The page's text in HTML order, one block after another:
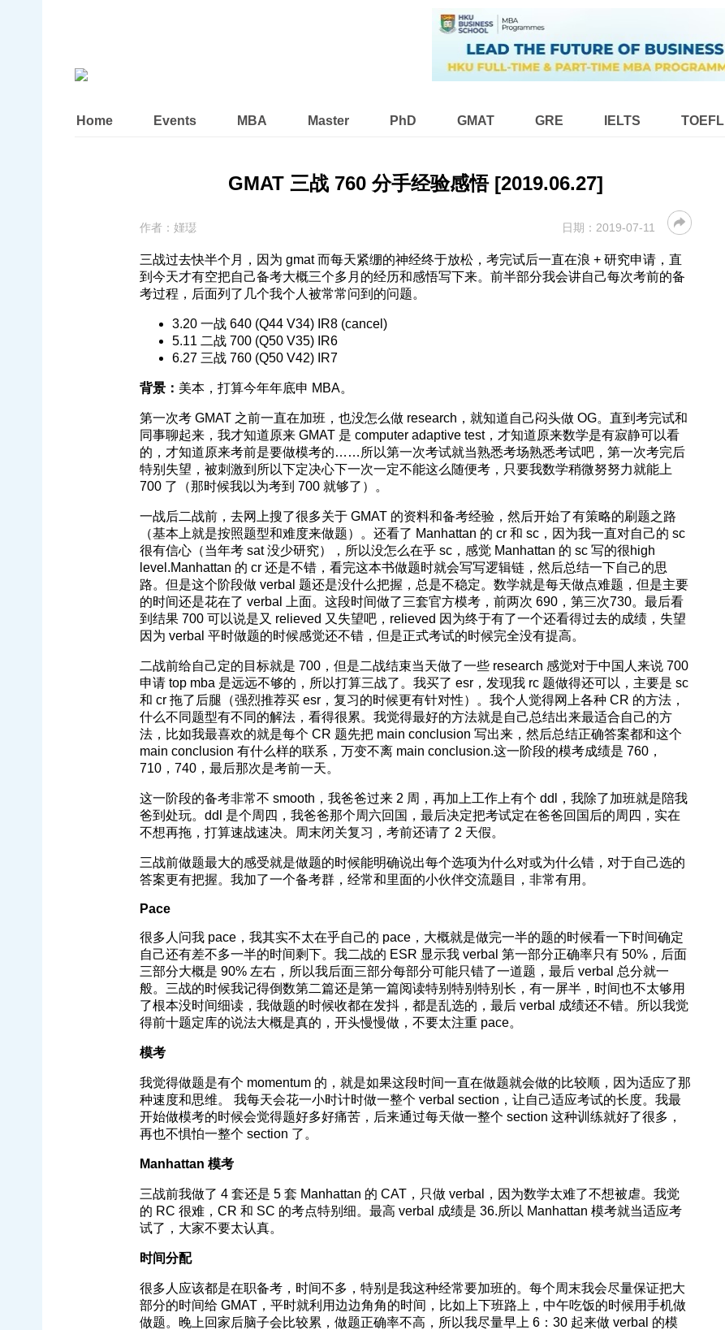
Home Events MBA Master PhD GMAT GRE IELTS TOEFL
GMAT 三战 760 分手经验感悟 [2019.06.27]
作者： 嫤璱 日期： 2019-07-11
三战过去快半个月，因为 gmat 而每天紧绷的神经终于放松，考完试后一直在浪 + 研究申请，直
到今天才有空把自己备考大概三个多月的经历和感悟写下来。前半部分我会讲自己每次考前的备
考过程，后面列了几个我个人被常常问到的问题。
3.20 一战 640 (Q44 V34) IR8 (cancel)
5.11 二战 700 (Q50 V35) IR6
6.27 三战 760 (Q50 V42) IR7
背景： 美本，打算今年年底申 MBA。
第一次考 GMAT 之前一直在加班，也没怎么做 research，就知道自己闷头做 OG。直到考完试和
同事聊起来，我才知道原来 GMAT 是 computer adaptive test，才知道原来数学是有寂静可以看
的，才知道原来考前是要做模考的……所以第一次考试就当熟悉考场熟悉考试吧，第一次考完后
特别失望，被刺激到所以下定决心下一次一定不能这么随便考，只要我数学稍微努努力就能上
700 了（那时候我以为考到 700 就够了）。
一战后二战前，去网上搜了很多关于 GMAT 的资料和备考经验，然后开始了有策略的刷题之路
（基本上就是按照题型和难度来做题）。还看了 Manhattan 的 cr 和 sc，因为我一直对自己的 sc
很有信心（当年考 sat 没少研究），所以没怎么在乎 sc，感觉 Manhattan 的 sc 写的很high
level.Manhattan 的 cr 还是不错，看完这本书做题时就会写写逻辑链，然后总结一下自己的思
路。但是这个阶段做 verbal 题还是没什么把握，总是不稳定。数学就是每天做点难题，但是主要
的时间还是花在了 verbal 上面。这段时间做了三套官方模考，前两次 690，第三次730。最后看
到结果 700 可以说是又 relieved 又失望吧，relieved 因为终于有了一个还看得过去的成绩，失望
因为 verbal 平时做题的时候感觉还不错，但是正式考试的时候完全没有提高。
二战前给自己定的目标就是 700，但是二战结束当天做了一些 research 感觉对于中国人来说 700
申请 top mba 是远远不够的，所以打算三战了。我买了 esr，发现我 rc 题做得还可以，主要是 sc
和 cr 拖了后腿（强烈推荐买 esr，复习的时候更有针对性）。我个人觉得网上各种 CR 的方法，
什么不同题型有不同的解法，看得很累。我觉得最好的方法就是自己总结出来最适合自己的方
法，比如我最喜欢的就是每个 CR 题先把 main conclusion 写出来，然后总结正确答案都和这个
main conclusion 有什么样的联系，万变不离 main conclusion.这一阶段的模考成绩是 760，
710，740，最后那次是考前一天。
这一阶段的备考非常不 smooth，我爸爸过来 2 周，再加上工作上有个 ddl，我除了加班就是陪我
爸到处玩。ddl 是个周四，我爸爸那个周六回国，最后决定把考试定在爸爸回国后的周四，实在
不想再拖，打算速战速决。周末闭关复习，考前还请了 2 天假。
三战前做题最大的感受就是做题的时候能明确说出每个选项为什么对或为什么错，对于自己选的
答案更有把握。我加了一个备考群，经常和里面的小伙伴交流题目，非常有用。
Pace
很多人问我 pace，我其实不太在乎自己的 pace，大概就是做完一半的题的时候看一下时间确定
自己还有差不多一半的时间剩下。我二战的 ESR 显示我 verbal 第一部分正确率只有 50%，后面
三部分大概是 90% 左右，所以我后面三部分每部分可能只错了一道题，最后 verbal 总分就一
般。三战的时候我记得倒数第二篇还是第一篇阅读特别特别特别长，有一屏半，时间也不太够用
了根本没时间细读，我做题的时候收都在发抖，都是乱选的，最后 verbal 成绩还不错。所以我觉
得前十题定库的说法大概是真的，开头慢慢做，不要太注重 pace。
模考
我觉得做题是有个 momentum 的，就是如果这段时间一直在做题就会做的比较顺，因为适应了那
种速度和思维。 我每天会花一小时计时做一整个 verbal section，让自己适应考试的长度。我最
开始做模考的时候会觉得题好多好痛苦，后来通过每天做一整个 section 这种训练就好了很多，
再也不惧怕一整个 section 了。
Manhattan 模考
三战前我做了 4 套还是 5 套 Manhattan 的 CAT，只做 verbal，因为数学太难了不想被虐。我觉
的 RC 很难，CR 和 SC 的考点特别细。最高 verbal 成绩是 36.所以 Manhattan 模考就当适应考
试了，大家不要太认真。
时间分配
很多人应该都是在职备考，时间不多，特别是我这种经常要加班的。每个周末我会尽量保证把大
部分的时间给 GMAT，平时就利用边边角角的时间，比如上下班路上，中午吃饭的时候用手机做
做题。晚上回家后脑子会比较累，做题正确率不高，所以我尽量早上 6：30 起来做 verbal 的模